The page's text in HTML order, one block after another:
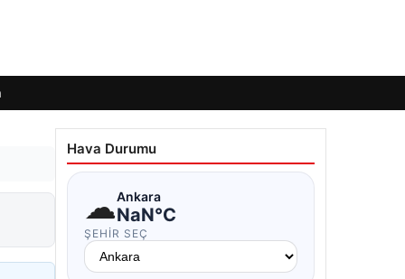
Hava Durumu
☁Ankara
NaN°C
ŞEHIR SEÇ